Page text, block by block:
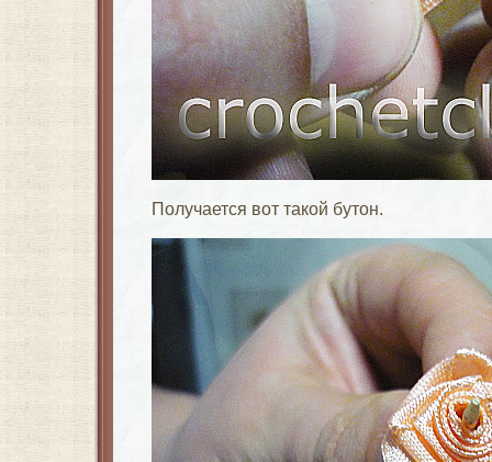
Получается вот такой бутон.